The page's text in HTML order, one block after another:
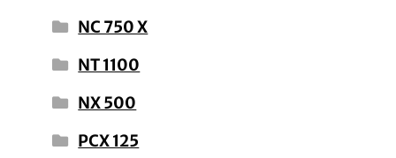
NC 750 X
NT 1100
NX 500
PCX 125